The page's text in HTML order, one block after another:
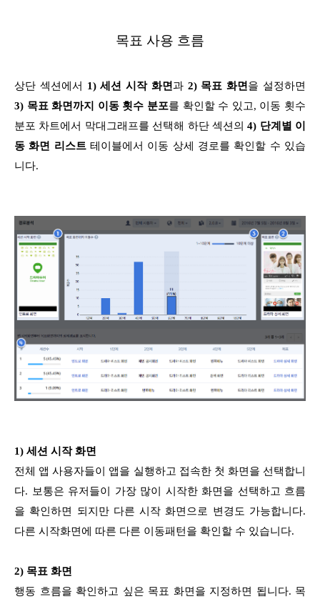
목표 사용 흐름
상단 섹션에서 1) 세션 시작 화면과2) 목표 화면을 설정하면
3) 목표 화면까지 이동 횟수 분포를 확인할 수 있고, 이동 횟수
분포 차트에서 막대그래프를 선택해 하단 섹션의4) 단계별 이
동 화면 리스트 테이블에서 이동 상세 경로를 확인할 수 있습
니다.
1) 세션 시작 화면
전체 앱 사용자들이 앱을 실행하고 접속한 첫 화면을 선택합니
다. 보통은 유저들이 가장 많이 시작한 화면을 선택하고 흐름
을 확인하면 되지만 다른 시작 화면으로 변경도 가능합니다.
다른 시작화면에 따른 다른 이동패턴을 확인할 수 있습니다.
2) 목표 화면
행동 흐름을 확인하고 싶은 목표 화면을 지정하면 됩니다. 목